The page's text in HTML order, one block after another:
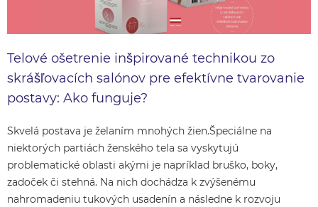
Telové ošetrenie inšpirované technikou zo
skrášľovacích salónov pre efektívne tvarovanie
postavy: Ako funguje?
Skvelá postava je želaním mnohých žien.Špeciálne na
niektorých partiách ženského tela sa vyskytujú
problematické oblasti akými je napríklad bruško, boky,
zadoček či stehná. Na nich dochádza k zvýšenému
nahromadeniu tukových usadenín a následne k rozvoju